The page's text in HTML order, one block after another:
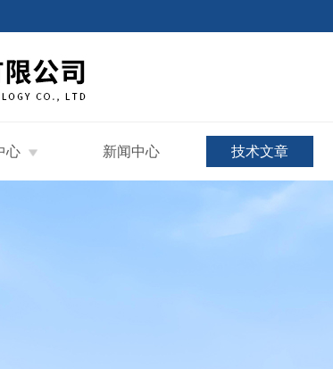
心 新闻中心 技术文章